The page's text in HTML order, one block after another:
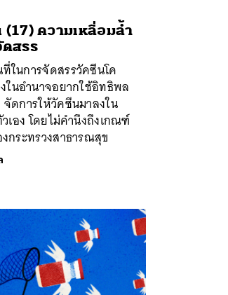
ความเหลื่อมล้ำ
สรร
ในการจัดสรรวัคซีนโค
ในอำนาจอยากใช้อิทธิพล
จัดการให้วัคซีนมาลงใน
เอง โดยไม่คำนึงถึงเกณฑ์
กระทรวงสาธารณสุข